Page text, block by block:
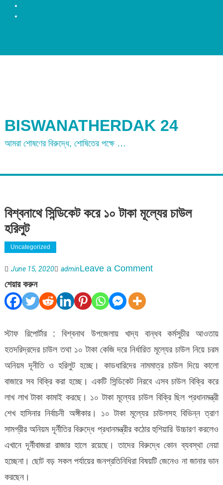
BISWANATHERDAK 24
আমরা শোষণের বিরুদ্ধে, শোষিতের পক্ষে …
বিশ্বনাথে সিন্ডিকেট করে ১০ টাকা মূল্যের চাউল
হরিলুট
Uncategorized
June 15, 2020 adminLeave a Commenton
১০
টাকা
মূল্যের
চাউল
হরিলুট
শেয়ার করুন
স্টাফ রিপোর্টার : বিশ্বনাথ উপজেলায় খাদ্য বান্ধব কর্মসুচীর আওতায়
হতদরিদ্রদের চাউল তথা ১০ টাকা কেজি দরে নির্ধারিত মূল্যের চাউল নিয়ে চরম
অনিয়ম দূনীতি ও হরিলুট হচ্ছে। কাডধারিদের নামমাত্র চাউল দিয়ে কালো
বাজারে সব বিক্রি করা হচ্ছে। একটি সিন্ডিকেট নিরবে এসব চাউল বিক্রি করে
লাখ লাখ টাকা কামাই করছে। ১০ টাকা মূল্যের চাউল বিক্রি ছিল প্রধানমন্ত্রী
শেখ হাসিনার নির্বাচনী অঙ্গীকার। ১০ টাকা মূল্যের চাউলসহ বিভিন্ন ত্রাণ
সামগ্রীর অনিয়ম দূর্নীতির বিরুদ্ধে প্রধানমন্ত্রীর কঠোর হুশিয়ারি উচ্চারণ করলেও
এখানে দূর্নীবাজরা রাজার হালে রয়েছে। তাদের বিরুদ্ধে কোন ব্যবস্থা নেয়া
হচ্ছেনা। ছোট বড় সকল পর্যায়ের জনপ্রতিনিধিরা বিষয়টি জেনেও না জানার ভান
করছেন।